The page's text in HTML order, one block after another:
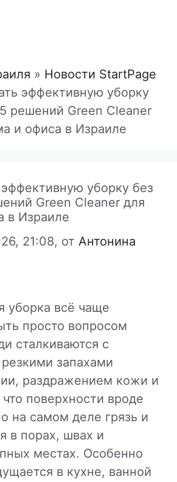
» Новости StartPage
эффективную уборку
решений Green Cleaner
и офиса в Израиле
уборку без
Green Cleaner для
в Израиле
21:08, от Антонина
уборка всё чаще
просто вопросом
сталкиваются с
запахами
раздражением кожи и
поверхности вроде
на самом деле грязь и
в порах, швах и
местах. Особенно
в кухне, ванной